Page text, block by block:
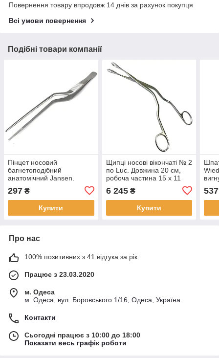
Повернення товару впродовж 14 днів за рахунок покупця
Всі умови повернення
Подібні товари компанії
Пінцет носовий
багнетоподібний
анатомічний Jansen.
Довжина 18 см, р.ч. 20 х 2
мм
297 ₴
Купити
Щипці носові вікончаті № 2
по Luc. Довжина 20 см,
робоча частина 15 х 11
6 245₴
Купити
537
Про нас
100% позитивних з 41 відгука за рік
Працює з 23.03.2020
м. Одеса
м. Одеса, вул. Боровського 1/16, Одеса, Україна
Контакти
Сьогодні працює з 10:00 до 18:00
Показати весь графік роботи